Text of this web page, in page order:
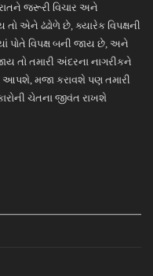
જરૂરી વિચાર અને
એને ઢંઢોળે છે, ક્યારેક વિપક્ષની
પોતે વિપક્ષ બની જાય છે, અને
તો તમારી અંદરના નાગરીકને
મજા કરાવશે પણ તમારી
ચેતના જીવંત રાખશે